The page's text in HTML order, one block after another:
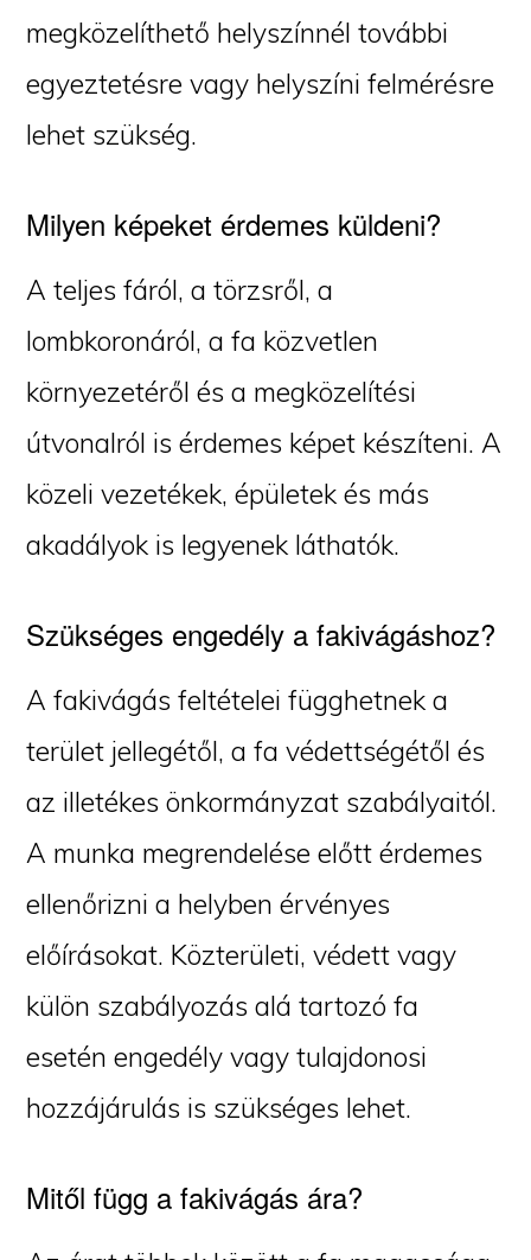
megközelíthető helyszínnél további
egyeztetésre vagy helyszíni felmérésre
lehet szükség.
Milyen képeket érdemes küldeni?
A teljes fáról, a törzsről, a
lombkoronáról, a fa közvetlen
környezetéről és a megközelítési
útvonalról is érdemes képet készíteni. A
közeli vezetékek, épületek és más
akadályok is legyenek láthatók.
Szükséges engedély a fakivágáshoz?
A fakivágás feltételei függhetnek a
terület jellegétől, a fa védettségétől és
az illetékes önkormányzat szabályaitól.
A munka megrendelése előtt érdemes
ellenőrizni a helyben érvényes
előírásokat. Közterületi, védett vagy
külön szabályozás alá tartozó fa
esetén engedély vagy tulajdonosi
hozzájárulás is szükséges lehet.
Mitől függ a fakivágás ára?